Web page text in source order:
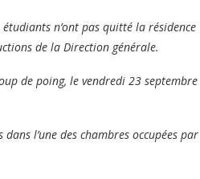
n’ont pas quitté la résidence
de la Direction générale.
de poing, le vendredi 23 septembre
l’une des chambres occupées par